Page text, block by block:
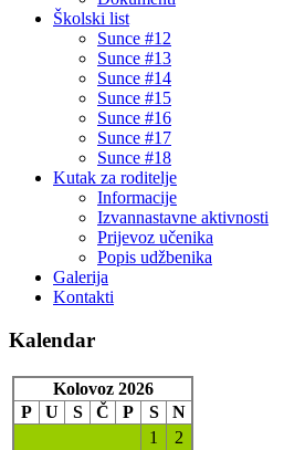
Školski list
Sunce #12
Sunce #13
Sunce #14
Sunce #15
Sunce #16
Sunce #17
Sunce #18
Kutak za roditelje
Informacije
Izvannastavne aktivnosti
Prijevoz učenika
Popis udžbenika
Galerija
Kontakti
Kalendar
Kolovoz 2026
P
U S Č P S
N
1
2